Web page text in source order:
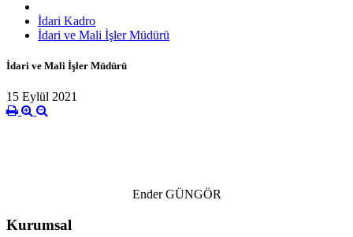
İdari Kadro
İdari ve Mali İşler Müdürü
İdari ve Mali İşler Müdürü
15 Eylül 2021
Ender GÜNGÖR
Kurumsal